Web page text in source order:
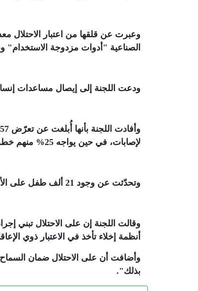
وعبرت عن قلقها من اعتبار الاحتلال
الصناعية "أدوات مزدوجة الاستخدام"
ودعت اللجنة إلى إيصال مساعدات
لإصابات، في حين يواجه 25% منهم خطر التعرّض لإعاقات تستمر مدى حياتهم
وتحدّثت عن وجود 21 ألف طفل على الأقل يعانون من إعاقات في غزة نتيجة جروح أصيبوا بها منذ بداية الحرب
وقالت اللجنة إن على الاحتلال تبني
أنظمة إخلاء تأخذ في الاعتبار ذوي
وأضافت أن على الاحتلال ضمان السماح
بذلك".